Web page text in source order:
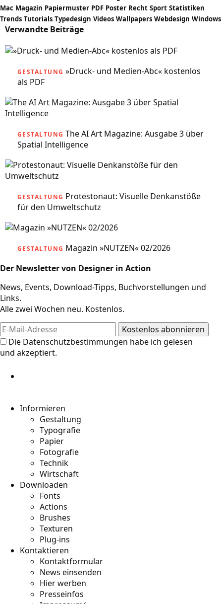
Mac Magazin Papiermuster PDF Poster Recht Sport Statistiken
Trends Tutorials Typedesign Videos Wallpapers Webdesign Windows
Verwandte Beiträge
GESTALTUNG »Druck- und Medien-Abc« kostenlos
als PDF
GESTALTUNG The AI Art Magazine: Ausgabe 3 über
Spatial Intelligence
GESTALTUNG Protestonaut: Visuelle Denkanstöße
für den Umweltschutz
GESTALTUNG Magazin »NUTZEN« 02/2026
Der Newsletter von Designer in Action
News, Events, Download-Tipps, Buchvorstellungen und
Links.
Alle zwei Wochen neu. Kostenlos.
Die Datenschutzbestimmungen habe ich gelesen
und akzeptiert.
Informieren
Gestaltung
Typografie
Papier
Fotografie
Technik
Wirtschaft
Downloaden
Fonts
Actions
Brushes
Texturen
Plug-ins
Kontaktieren
Kontaktformular
News einsenden
Hier werben
Presseinfos